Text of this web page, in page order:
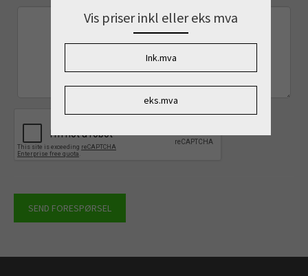
Vis priser inkl eller eks mva
Ink.mva
eks.mva